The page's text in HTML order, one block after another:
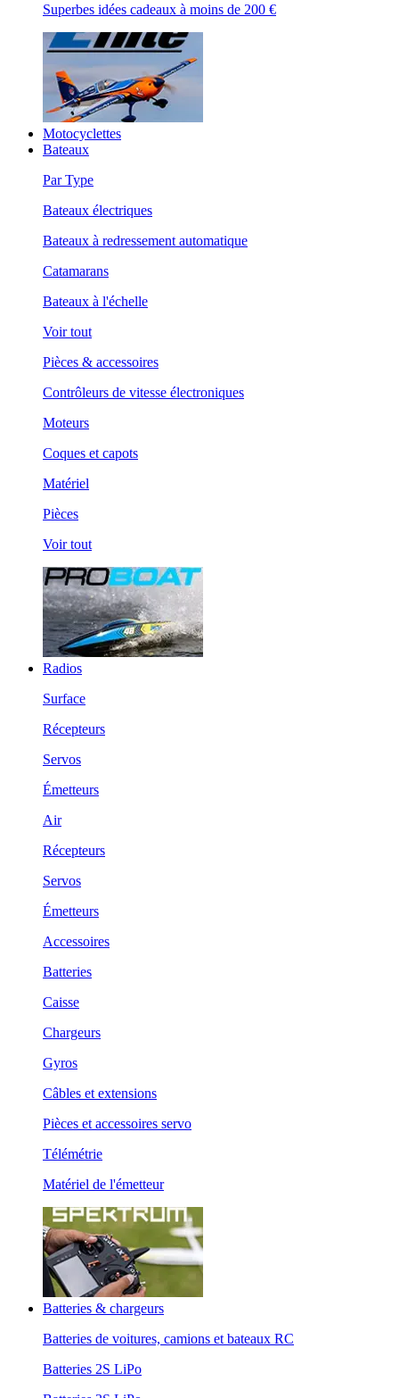
Superbes idées cadeaux à moins de 200 €
Motocyclettes
Bateaux
Par Type
Bateaux électriques
Bateaux à redressement automatique
Catamarans
Bateaux à l'échelle
Voir tout
Pièces & accessoires
Contrôleurs de vitesse électroniques
Moteurs
Coques et capots
Matériel
Pièces
Voir tout
Radios
Surface
Récepteurs
Servos
Émetteurs
Air
Récepteurs
Servos
Émetteurs
Accessoires
Batteries
Caisse
Chargeurs
Gyros
Câbles et extensions
Pièces et accessoires servo
Télémétrie
Matériel de l'émetteur
Batteries & chargeurs
Batteries de voitures, camions et bateaux RC
Batteries 2S LiPo